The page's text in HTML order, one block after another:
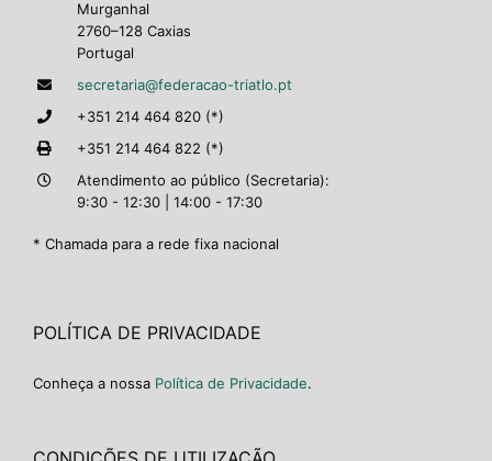
Murganhal
2760–128 Caxias
Portugal
secretaria@federacao-triatlo.pt
+351 214 464 820 (*)
+351 214 464 822 (*)
Atendimento ao público (Secretaria):
9:30 - 12:30 | 14:00 - 17:30
* Chamada para a rede fixa nacional
POLÍTICA DE PRIVACIDADE
Conheça a nossa Política de Privacidade.